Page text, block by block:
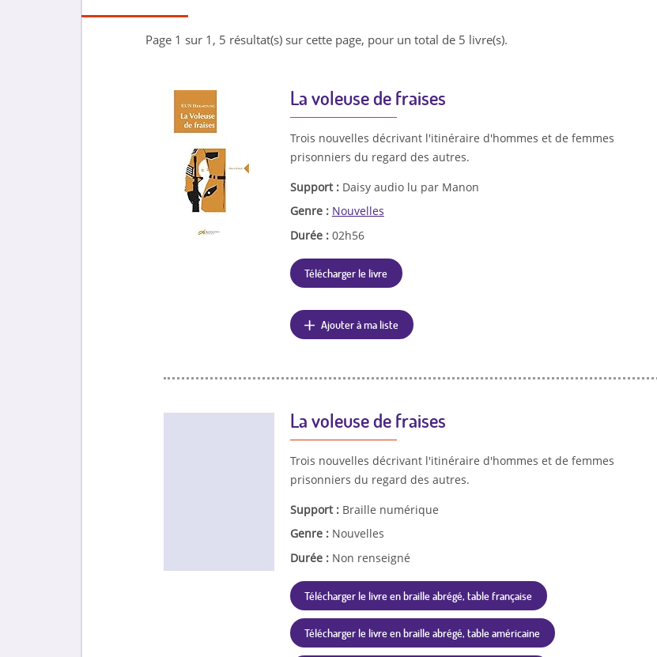
Page 1 sur 1, 5 résultat(s) sur cette page, pour un total de 5 livre(s).
La voleuse de fraises
Trois nouvelles décrivant l'itinéraire d'hommes et de femmes
prisonniers du regard des autres.
Support : Daisy audio lu par Manon
Genre : Nouvelles
Durée : 02h56
Télécharger le livre
Ajouter à ma liste
La voleuse de fraises
Trois nouvelles décrivant l'itinéraire d'hommes et de femmes
prisonniers du regard des autres.
Support : Braille numérique
Genre : Nouvelles
Durée : Non renseigné
Télécharger le livre en braille abrégé, table française
Télécharger le livre en braille abrégé, table américaine